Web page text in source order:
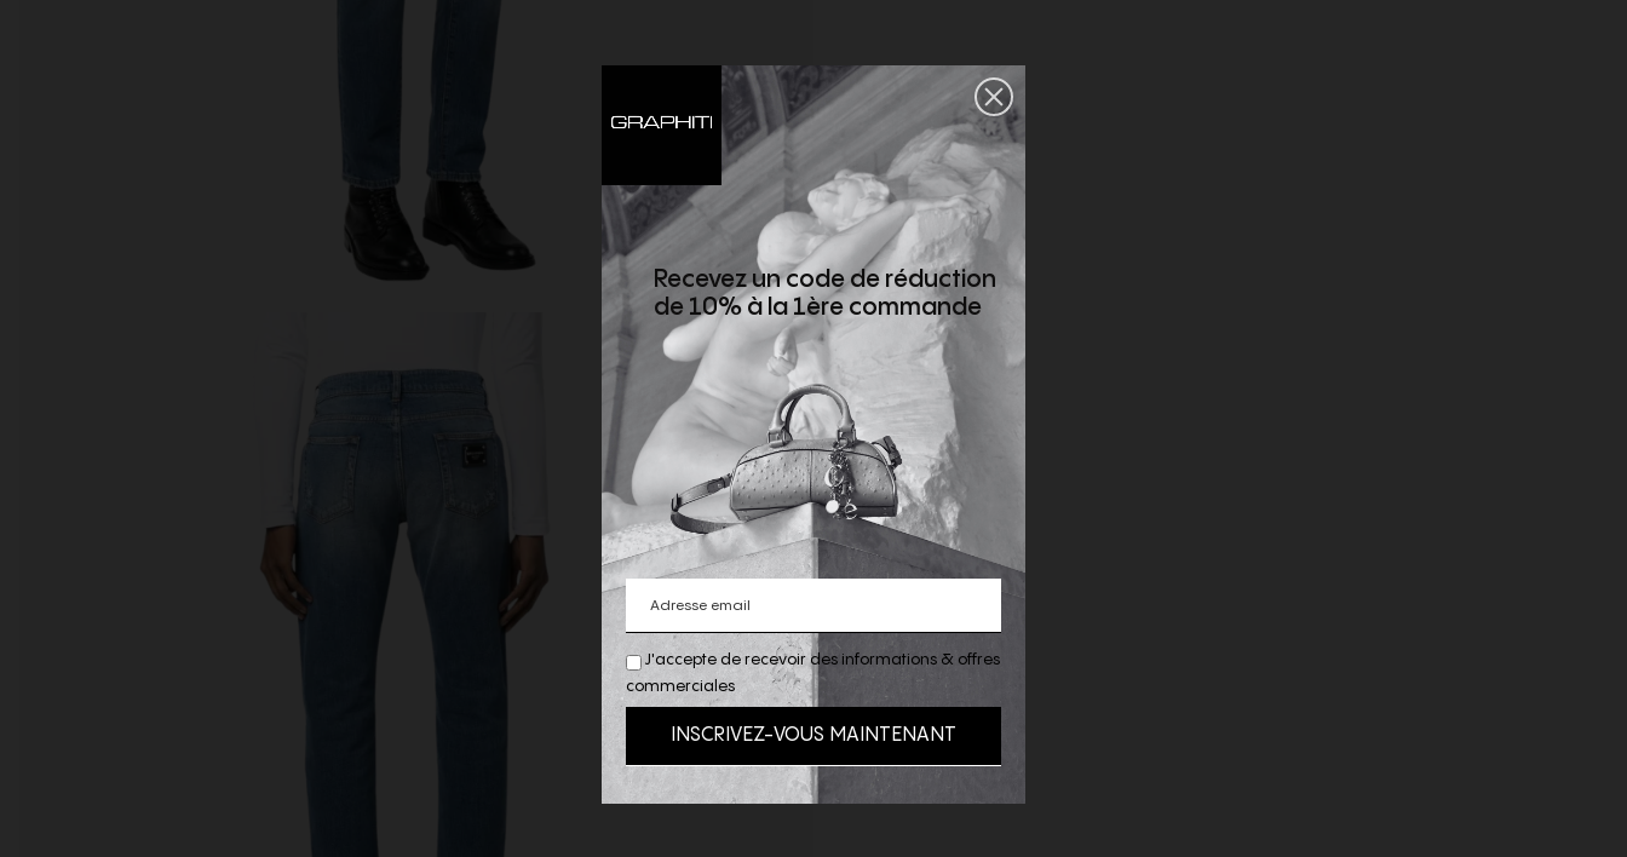
J'accepte de recevoir des informations & offres
commerciales
Recevez un code de réduction
de 10% à la 1ère commande